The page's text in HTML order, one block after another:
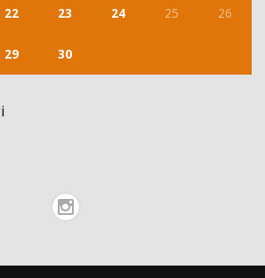
22 23 24 25 26
29 30